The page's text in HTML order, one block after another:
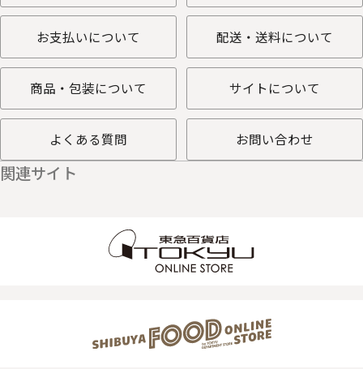
お支払いについて 配送・送料について
商品・包装について サイトについて
よくある質問 お問い合わせ
関連サイト